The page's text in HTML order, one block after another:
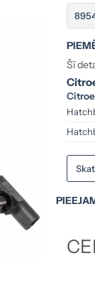
Šī